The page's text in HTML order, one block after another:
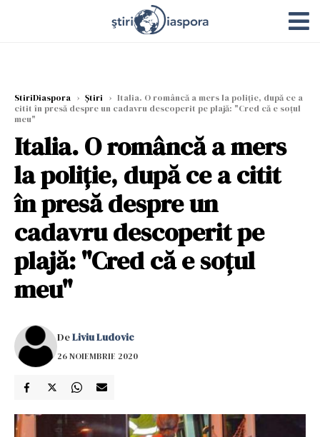
StiriDiaspora › Știri › Italia. O româncă a mers la poliție, după ce a
citit în presă despre un cadavru descoperit pe plajă: "Cred că e soțul
meu"
Italia. O româncă a mers
la poliție, după ce a citit
în presă despre un
cadavru descoperit pe
plajă: "Cred că e soțul
meu"
DeLiviu Ludovic
26 NOIEMBRIE 2020